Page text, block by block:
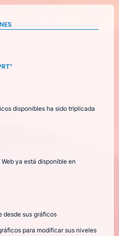
disponibles ha sido triplicada
ya está disponible en
desde sus gráficos
para modificar sus niveles